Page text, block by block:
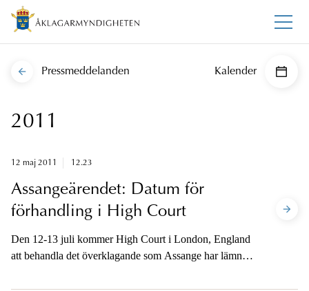
Pressmeddelanden Kalender
2011
12 maj 2011 12.23
Assangeärendet: Datum för
förhandling i High Court
Den 12-13 juli kommer High Court i London, England
att behandla det överklagande som Assange har lämnat